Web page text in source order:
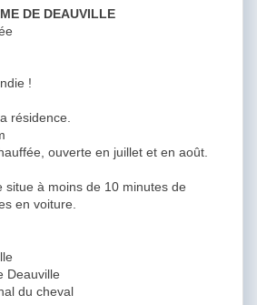
DE DEAUVILLE
!
résidence.
ouverte en juillet et en août.
situe à moins de 10 minutes de
en voiture.
Deauville
du cheval